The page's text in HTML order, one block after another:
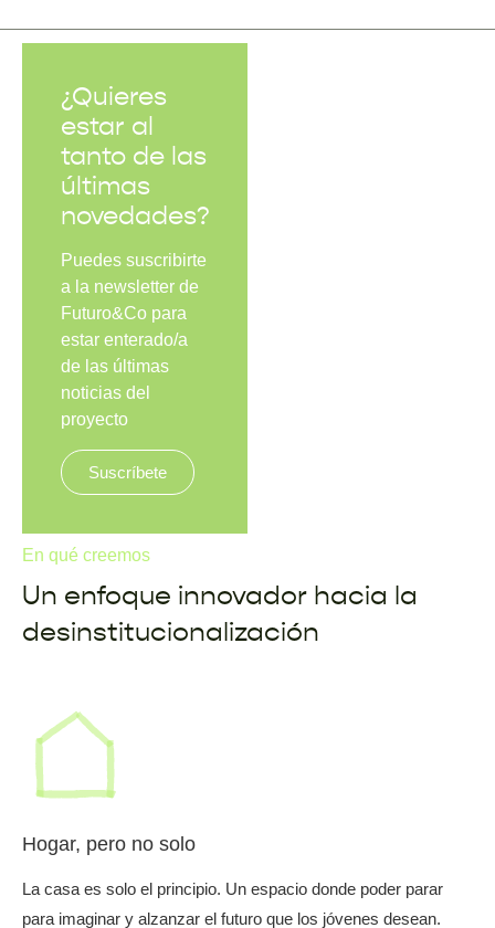
¿Quieres
estar al
tanto de las
últimas
novedades?
Puedes suscribirte
a la newsletter de
Futuro&Co para
estar enterado/a
de las últimas
noticias del
proyecto
Suscríbete
En qué creemos
Un enfoque innovador hacia la
desinstitucionalización
Hogar, pero no solo
La casa es solo el principio. Un espacio donde poder parar
para imaginar y alzanzar el futuro que los jóvenes desean.